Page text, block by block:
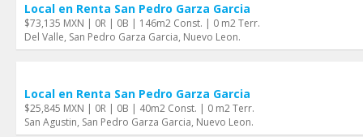
Local en Renta San Pedro Garza Garci­a
$73,135 MXN | 0R | 0B | 146m2 Const. | 0 m2 Terr.
Del Valle, San Pedro Garza Garci­a, Nuevo Leon.
Local en Renta San Pedro Garza Garci­a
$25,845 MXN | 0R | 0B | 40m2 Const. | 0 m2 Terr.
San Agustin, San Pedro Garza Garci­a, Nuevo Leon.